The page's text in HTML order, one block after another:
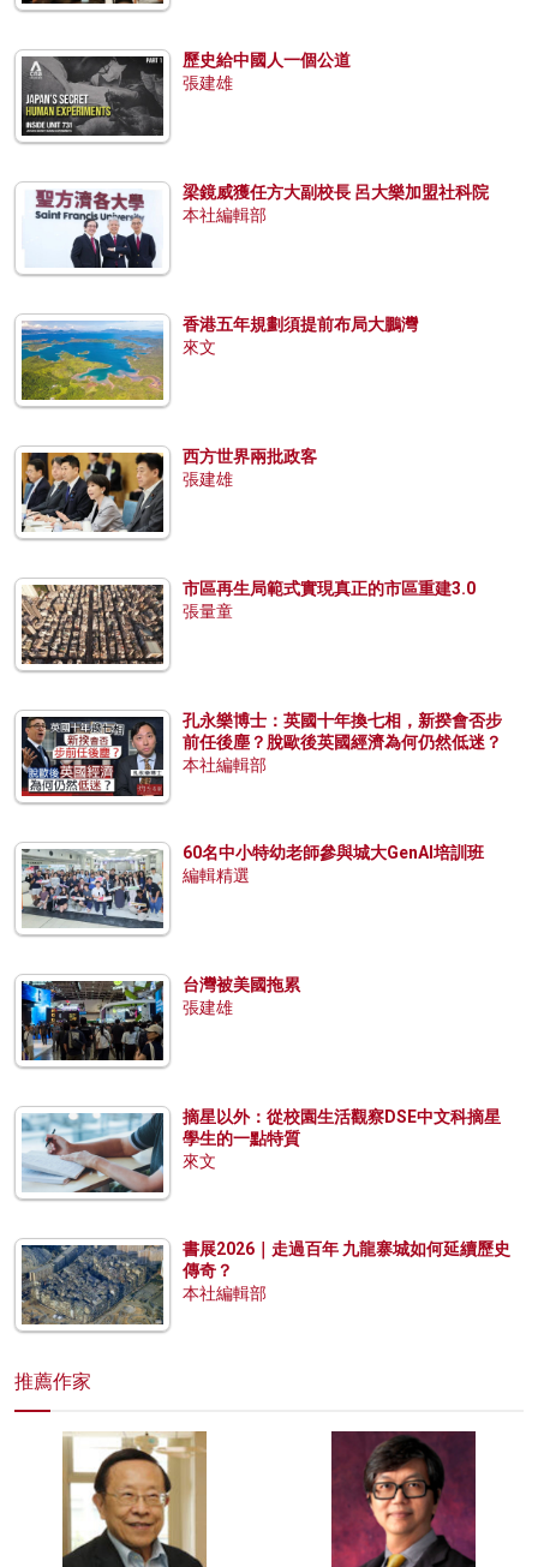
歷史給中國人一個公道
張建雄
梁鏡威獲任方大副校長 呂大樂加盟社科院
本社編輯部
香港五年規劃須提前布局大鵬灣
來文
西方世界兩批政客
張建雄
市區再生局範式實現真正的市區重建3.0
張量童
孔永樂博士：英國十年換七相，新揆會否步
前任後塵？脫歐後英國經濟為何仍然低迷？
本社編輯部
60名中小特幼老師參與城大GenAI培訓班
編輯精選
台灣被美國拖累
張建雄
摘星以外：從校園生活觀察DSE中文科摘星
學生的一點特質
來文
書展2026｜走過百年 九龍寨城如何延續歷史
傳奇？
本社編輯部
推薦作家